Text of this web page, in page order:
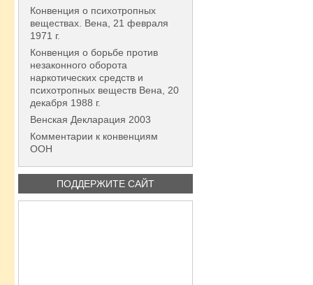
Конвенция о психотропных
веществах. Вена, 21 февраля
1971 г.
Конвенция о борьбе против
незаконного оборота
наркотических средств и
психотропных веществ Вена, 20
декабря 1988 г.
Венская Декларация 2003
Комментарии к конвенциям
ООН
ПОДДЕРЖИТЕ САЙТ